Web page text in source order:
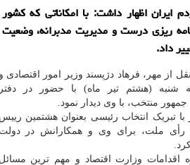
ایران اظهار داشت: با امکاناتی که کشور
ریزی درست و مدیریت مدبرانه، وضعیت
داد.
از مهر، فرهاد دژپسند وزیر امور اقتصادی و
شنبه (هشتم تیر ماه) با حضور در دفتر
منتخب، با وی دیدار نمود.
با تبریک انتخاب رئیسی بعنوان هشتمین رییس
رأی ملت، برای وی و همکارانش در دولت
اقدامات وزارت اقتصاد و مهم ترین مسائل